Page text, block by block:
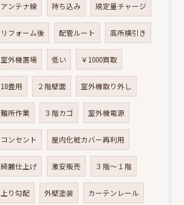
アンテナ線 持ち込み 規定量チャージ
リフォーム後 配管ルート 高所横引き
室外機置場 低い ￥1000買取
18畳用 ２階壁面 室外機取り外し
難所作業 ３階カゴ 室外機電源
コンセント 屋内化粧カバー再利用
綺麗仕上げ 激安販売 ３階～１階
上り勾配 外壁塗装 カーテンレール